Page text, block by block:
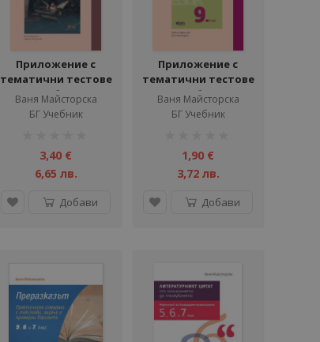
Приложение с
тематични тестове
към учебника по
литература за 9. клас
Ваня Майсторска
БГ Учебник
3,40 €
6,65 лв.
Добави
Приложение с
тематични тестове
към учебника по
български език за 9.
Ваня Майсторска
БГ Учебник
1,90 €
3,72 лв.
Добави